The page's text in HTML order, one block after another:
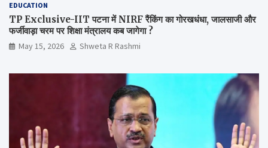
EDUCATION
TP Exclusive-IIT पटना में NIRF रैंकिंग का गोरखधंधा, जालसाजी और
फर्जीवाड़ा चरम पर शिक्षा मंत्रालय कब जागेगा ?
May 15, 2026 Shweta R Rashmi